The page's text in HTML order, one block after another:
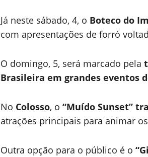
Já neste sábado, 4, o Boteco do
com apresentações de forró
O domingo, 5, será marcado pela
Brasileira em grandes eventos
No Colosso, o “Muído Sunset”
atrações principais para animar
Outra opção para o público é o